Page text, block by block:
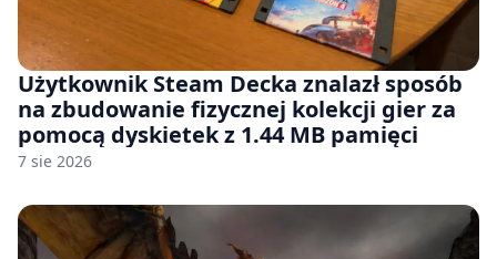
Użytkownik Steam Decka znalazł sposób
na zbudowanie fizycznej kolekcji gier za
pomocą dyskietek z 1.44 MB pamięci
7 sie 2026